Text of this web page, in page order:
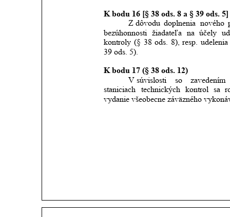
K bodu 16 [§ 38 ods. 8 a § 39 ods. 5]
Z dôvodu doplnenia nového
bezúhonnosti
žiadateľa na účely
kontroly (§ 38 ods. 8), resp. udelenia
39 ods. 5).
K bodu 17 (§ 38 ods. 12)
V súvislosti
so
zavedením
staniciach
technických kontrol sa
vydanie všeobecne záväzného